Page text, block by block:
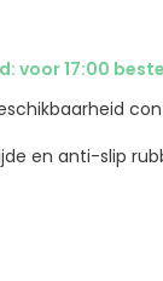
voor 17:00
en anti-slip